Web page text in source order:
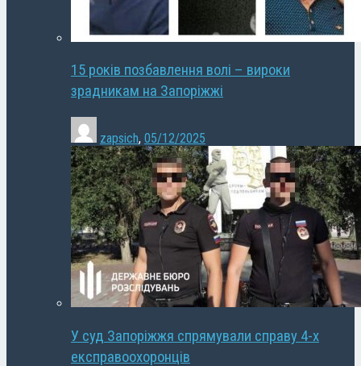
15 років позбавлення волі – вироки
зрадникам на Запоріжжі
zapsich, 05/12/2025
У суд Запоріжжя спрямували справу 4-х
експравоохоронців